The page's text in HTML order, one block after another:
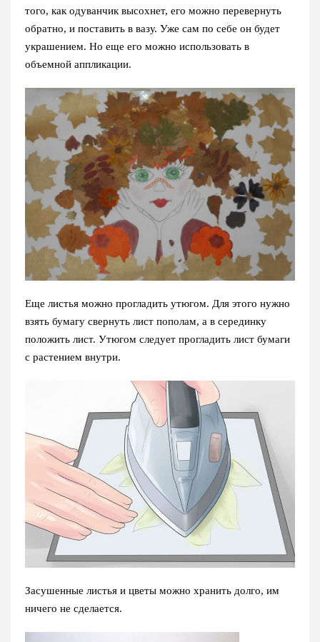
того, как одуванчик высохнет, его можно перевернуть
обратно, и поставить в вазу. Уже сам по себе он будет
украшением. Но еще его можно использовать в
объемной аппликации.
Еще листья можно прогладить утюгом. Для этого нужно
взять бумагу свернуть лист пополам, а в серединку
положить лист. Утюгом следует прогладить лист бумаги
с растением внутри.
Засушенные листья и цветы можно хранить долго, им
ничего не сделается.